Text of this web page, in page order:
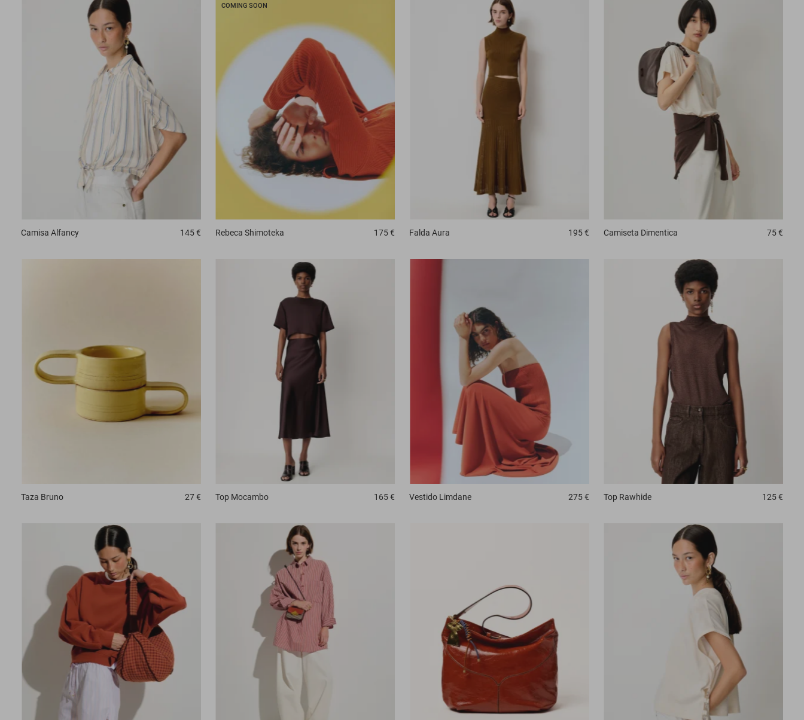
Camisa Alfancy 145 €
COMING SOON
Rebeca Shimoteka 175 € Falda Aura 195 € Camiseta Dimentica 75 €
Taza Bruno 27 € Top Mocambo 165 € Vestido Limdane 275 € Top Rawhide 125 €